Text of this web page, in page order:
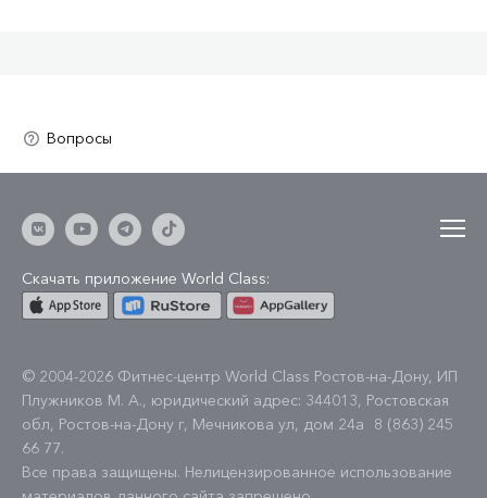
Скачать приложение World Class:
© 2004-2026 Фитнес-центр World Class Ростов-на-Дону, ИП
Плужников М. А., юридический адрес: 344013, Ростовская
обл, Ростов-на-Дону г, Мечникова ул, дом 24а
8 (863) 245
66 77.
Все права защищены. Нелицензированное использование